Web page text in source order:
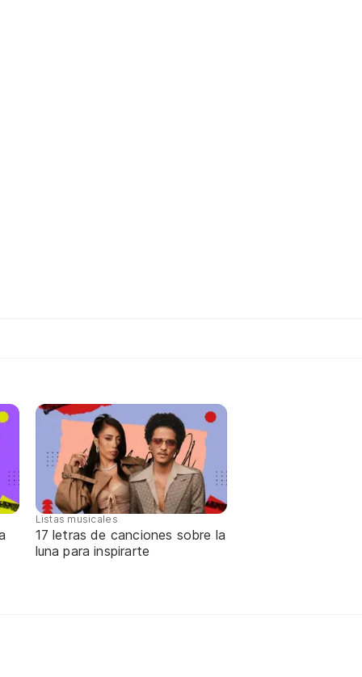
Listas musicales
17 letras de canciones sobre la
luna para inspirarte